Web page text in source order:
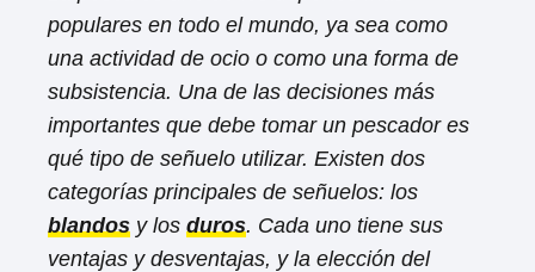
populares en todo el mundo, ya sea como
una actividad de ocio o como una forma de
subsistencia. Una de las decisiones más
importantes que debe tomar un pescador es
qué tipo de señuelo utilizar. Existen dos
categorías principales de señuelos: los
blandos y los duros. Cada uno tiene sus
ventajas y desventajas, y la elección del